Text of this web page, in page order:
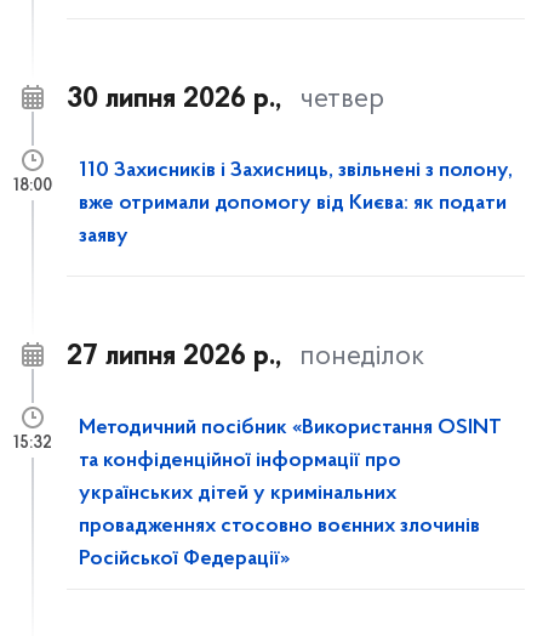
30 липня 2026 р., четвер
110 Захисників і Захисниць, звільнені з полону,
вже отримали допомогу від Києва: як подати
заяву
18:00
27 липня 2026 р., понеділок
Методичний посібник «Використання OSINT
та конфіденційної інформації про
українських дітей у кримінальних
провадженнях стосовно воєнних злочинів
Російської Федерації»
15:32